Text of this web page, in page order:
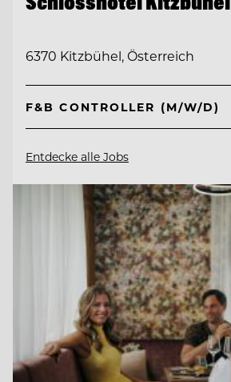
6370 Kitzbühel, Österreich
F&B CONTROLLER (M/W/D)
Entdecke alle Jobs